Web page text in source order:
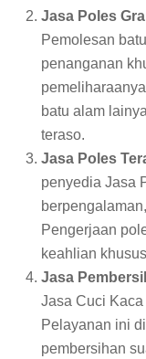
Jasa Poles
Pemolesan
penanganan
batu alam
teraso.
Jasa Poles
penyedia Jasa
Pengerjaan
keahlian
Jasa
Jasa Cuci Kaca
Pelayanan ini
pembersihan